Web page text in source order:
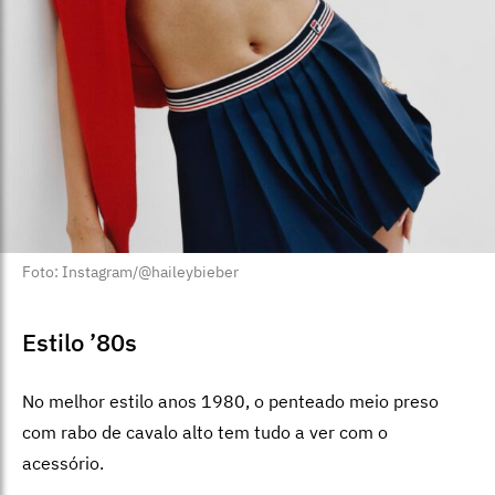
Foto: Instagram/@haileybieber
Estilo ’80s
No melhor estilo anos 1980, o penteado meio preso
com rabo de cavalo alto tem tudo a ver com o
acessório.